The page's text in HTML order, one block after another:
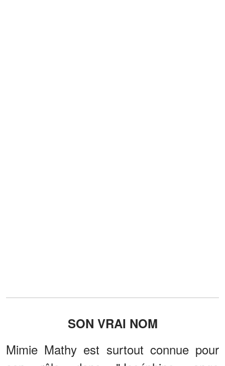
SON VRAI NOM
Mimie Mathy est surtout connue pour